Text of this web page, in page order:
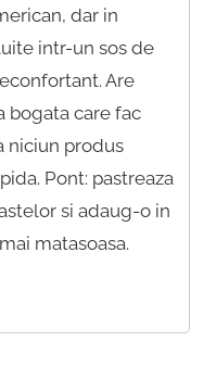
dar in
intr-un sos de
Are
bogata care fac
niciun produs
Pont: pastreaza
si adaug-o in
matasoasa.